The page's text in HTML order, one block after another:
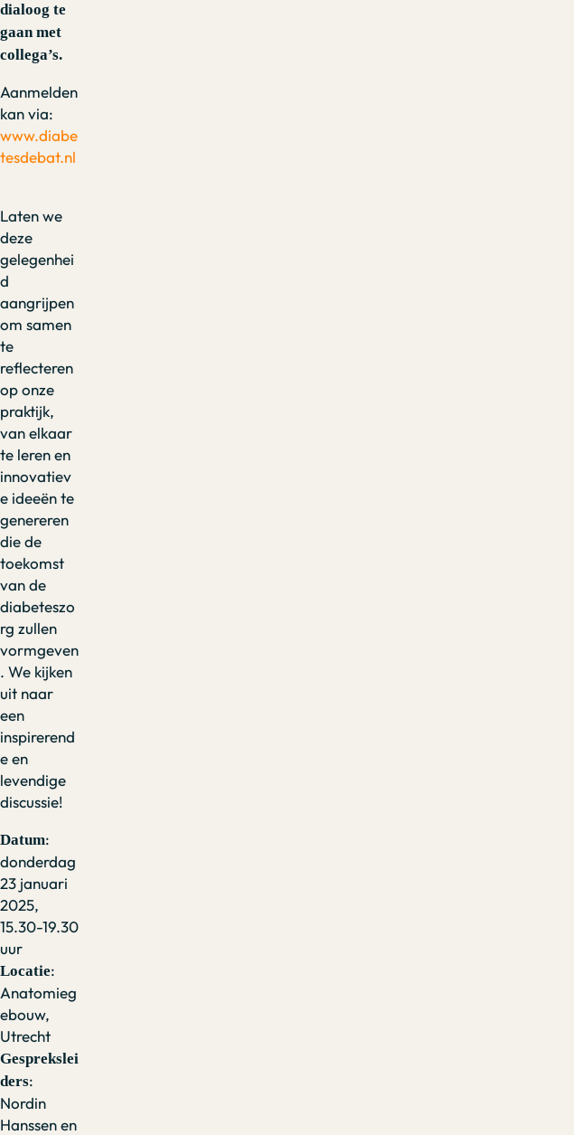
dialoog te
gaan met
collega’s.
Aanmelden
kan via:
www.diabe
tesdebat.nl
Laten we
deze
gelegenhei
d
aangrijpen
om samen
te
reflecteren
op onze
praktijk,
van elkaar
te leren en
innovatiev
e ideeën te
genereren
die de
toekomst
van de
diabeteszo
rg zullen
vormgeven
. We kijken
uit naar
een
inspirerend
e en
levendige
discussie!
Datum:
donderdag
23 januari
2025,
15.30-19.30
uur
Locatie:
Anatomieg
ebouw,
Utrecht
Gesprekslei
ders:
Nordin
Hanssen en